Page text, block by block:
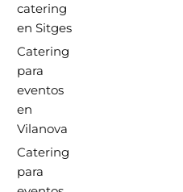
catering
en Sitges
Catering
para
eventos
en
Vilanova
Catering
para